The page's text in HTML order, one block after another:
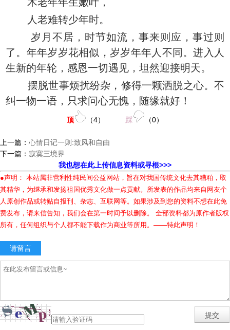
人老难转少年时。
岁月不居，时节如流，事来则应，事过则
了。年年岁岁花相似，岁岁年年人不同。进入人
生新的年轮，感恩一切遇见，坦然迎接明天。
摆脱世事烦扰纷杂，修得一颗洒脱之心。不
纠一物一语，只求问心无愧，随缘就好！
顶 （4） 踩 （0）
上一篇： 心情日记一则:致风和自由
下一篇： 寂寞三境界
我也想在此上传信息资料或寻根>>>
●声明： 本站属非营利性纯民间公益网站，旨在对我国传统文化去其糟粕，取
其精华，为继承和发扬祖国优秀文化做一点贡献。所发表的作品均来自网友个
人原创作品或转贴自报刊、杂志、互联网等。如果涉及到您的资料不想在此免
费发布，请来信告知，我们会在第一时间予以删除。 全部资料都为原作者版权
所有，任何组织与个人都不能下载作为商业等所用。——特此声明！
请留言